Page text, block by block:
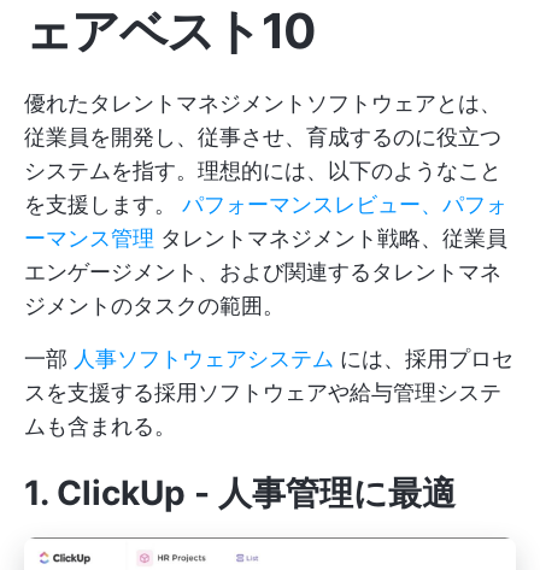
ェアベスト10
優れたタレントマネジメントソフトウェアとは、
従業員を開発し、従事させ、育成するのに役立つ
システムを指す。理想的には、以下のようなこと
を支援します。 パフォーマンスレビュー、パフォ
ーマンス管理 タレントマネジメント戦略、従業員
エンゲージメント、および関連するタレントマネ
ジメントのタスクの範囲。
一部 人事ソフトウェアシステム には、採用プロセ
スを支援する採用ソフトウェアや給与管理システ
ムも含まれる。
1. ClickUp - 人事管理に最適